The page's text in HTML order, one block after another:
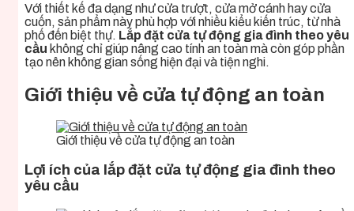
Với thiết kế đa dạng như cửa trượt, cửa mở cánh hay cửa
cuốn, sản phẩm này phù hợp với nhiều kiểu kiến trúc, từ nhà
phố đến biệt thự. Lắp đặt cửa tự động gia đình theo yêu
cầu không chỉ giúp nâng cao tính an toàn mà còn góp phần
tạo nên không gian sống hiện đại và tiện nghi.
Giới thiệu về cửa tự động an toàn
Giới thiệu về cửa tự động an toàn
Lợi ích của lắp đặt cửa tự động gia đình theo
yêu cầu